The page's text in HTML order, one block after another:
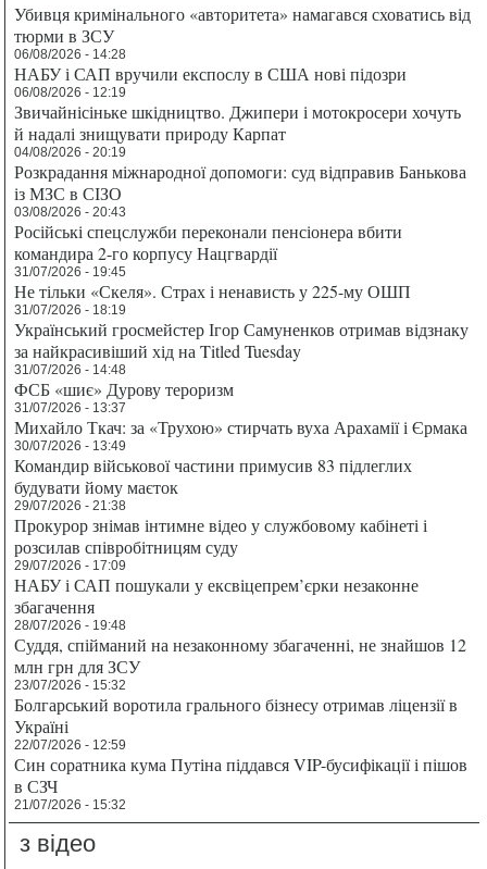
Убивця кримінального «авторитета» намагався сховатись від
тюрми в ЗСУ
06/08/2026 - 14:28
НАБУ і САП вручили експослу в США нові підозри
06/08/2026 - 12:19
Звичайнісіньке шкідництво. Джипери і мотокросери хочуть
й надалі знищувати природу Карпат
04/08/2026 - 20:19
Розкрадання міжнародної допомоги: суд відправив Банькова
із МЗС в СІЗО
03/08/2026 - 20:43
Російські спецслужби переконали пенсіонера вбити
командира 2-го корпусу Нацгвардії
31/07/2026 - 19:45
Не тільки «Скеля». Страх і ненависть у 225-му ОШП
31/07/2026 - 18:19
Український гросмейстер Ігор Самуненков отримав відзнаку
за найкрасивіший хід на Titled Tuesday
31/07/2026 - 14:48
ФСБ «шиє» Дурову тероризм
31/07/2026 - 13:37
Михайло Ткач: за «Трухою» стирчать вуха Арахамії і Єрмака
30/07/2026 - 13:49
Командир військової частини примусив 83 підлеглих
будувати йому маєток
29/07/2026 - 21:38
Прокурор знімав інтимне відео у службовому кабінеті і
розсилав співробітницям суду
29/07/2026 - 17:09
НАБУ і САП пошукали у ексвіцепрем’єрки незаконне
збагачення
28/07/2026 - 19:48
Суддя, спійманий на незаконному збагаченні, не знайшов 12
млн грн для ЗСУ
23/07/2026 - 15:32
Болгарський воротила грального бізнесу отримав ліцензії в
Україні
22/07/2026 - 12:59
Син соратника кума Путіна піддався VIP-бусифікації і пішов
в СЗЧ
21/07/2026 - 15:32
з відео